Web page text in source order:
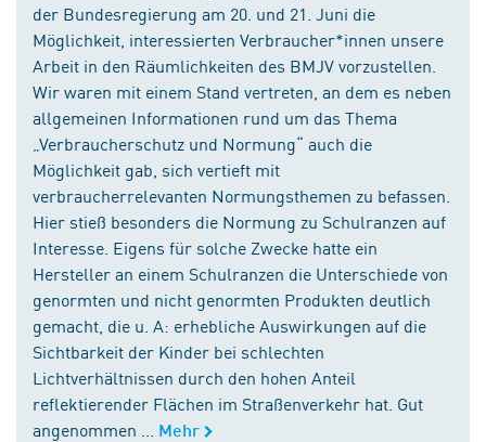
der Bundesregierung am 20. und 21. Juni die
Möglichkeit, interessierten Verbraucher*innen unsere
Arbeit in den Räumlichkeiten des BMJV vorzustellen.
Wir waren mit einem Stand vertreten, an dem es neben
allgemeinen Informationen rund um das Thema
„Verbraucherschutz und Normung“ auch die
Möglichkeit gab, sich vertieft mit
verbraucherrelevanten Normungsthemen zu befassen.
Hier stieß besonders die Normung zu Schulranzen auf
Interesse. Eigens für solche Zwecke hatte ein
Hersteller an einem Schulranzen die Unterschiede von
genormten und nicht genormten Produkten deutlich
gemacht, die u. A: erhebliche Auswirkungen auf die
Sichtbarkeit der Kinder bei schlechten
Lichtverhältnissen durch den hohen Anteil
reflektierender Flächen im Straßenverkehr hat. Gut
angenommen ...
Mehr